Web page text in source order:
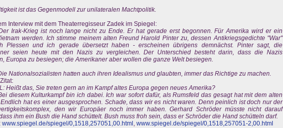
ist das Gegenmodell zur unilateralen Machtpolitik.
Interview mit dem Theaterregisseur Zadek im Spiegel:
Irak-Krieg ist noch lange nicht zu Ende. Er hat gerade erst begonnen. Für Amerika wird er ein
werden. Ich stimme meinem alten Freund Harold Pinter zu, dessen Antikriegsgedichte "War"
Plessen und ich gerade übersetzt haben - erscheinen übrigens demnächst. Pinter sagt, die
seien heute mit den Nazis zu vergleichen. Der Unterschied besteht darin, dass die Nazis
Europa zu besiegen; die Amerikaner aber wollen die ganze Welt besiegen.
Nationalsozialisten hatten auch ihren Idealismus und glaubten, immer das Richtige zu machen.
Heißt das, Sie treten gern an im Kampf altes Europa gegen neues Amerika?
diesem Kulturkampf bin ich dabei. Ich war sofort dafür, als Rumsfeld das gesagt hat mit dem alten
hat es einer ausgesprochen. Schade, dass wir es nicht waren. Denn peinlich ist doch nur der
den wir Europäer noch immer haben. Gerhard Schröder müsste nicht darauf
ihm ein Bush die Hand schüttelt. Bush muss froh sein, dass er Schröder die Hand schütteln darf.
www.spiegel.de/spiegel/0,1518,257051,00.html , www.spiegel.de/spiegel/0,1518,257051-2,00.html